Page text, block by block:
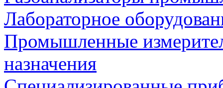
Лабораторное
Промышленные
назначения